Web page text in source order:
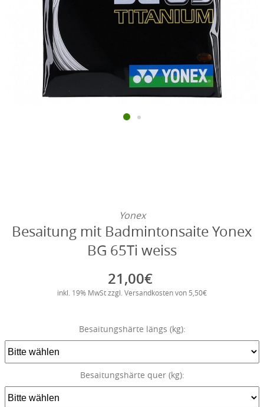
Yonex
Besaitung mit Badmintonsaite Yonex
BG 65Ti weiss
21,00€
inkl. 19% MwSt zzgl. Versandkosten von 5,50€
Besaitungshärte längs (kg):
Besaitungshärte quer (kg):